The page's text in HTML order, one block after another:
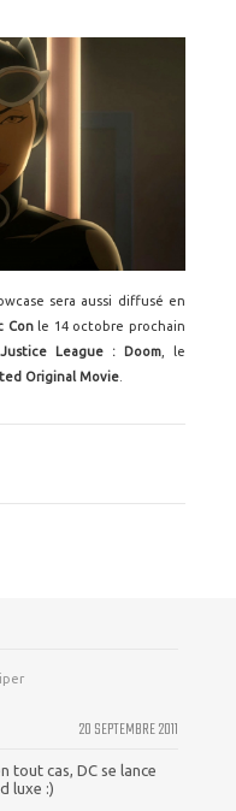
sera aussi diffusé en
Conle 14 octobre prochain
Justice League : Doom , le
Original Movie
20 SEPTEMBRE 2011
tout cas, DC se lance
luxe :)